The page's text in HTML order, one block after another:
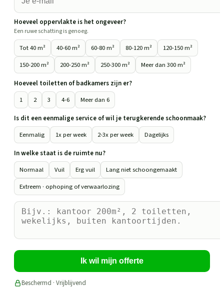
Hoeveel oppervlakte is het ongeveer?
Een ruwe schatting is genoeg.
Tot 40 m² 40-60 m² 60-80 m² 80-120 m²
120-150 m²
150-200 m²
200-250 m² 250-300 m² Meer dan 300 m²
Hoeveel toiletten of badkamers zijn er?
1
2 3 4-6 Meer dan 6
Is dit een eenmalige service of wil je terugkerende schoonmaak?
Eenmalig
1x per week 2-3x per week Dagelijks
In welke staat is de ruimte nu?
Normaal
Vuil Erg vuil
Lang niet schoongemaakt
Extreem · ophoping of verwaarlozing
Ik wil mijn offerte
Beschermd · Vrijblijvend